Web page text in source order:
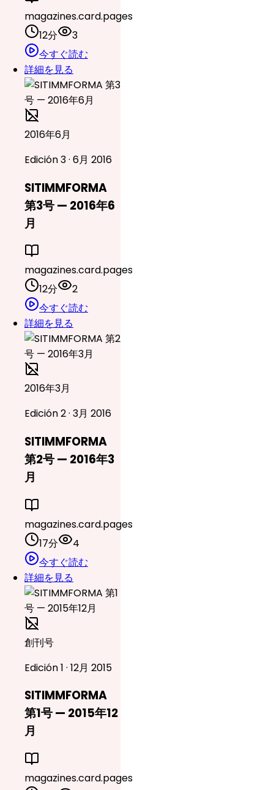
magazines.card.pages
12分
3
今すぐ読む
詳細を見る
2016年6月
Edición 3 · 6月 2016
SITIMMFORMA
第3号 — 2016年6
月
magazines.card.pages
12分
2
今すぐ読む
詳細を見る
2016年3月
Edición 2 · 3月 2016
SITIMMFORMA
第2号 — 2016年3
月
magazines.card.pages
17分
4
今すぐ読む
詳細を見る
創刊号
Edición 1 · 12月 2015
SITIMMFORMA
第1号 — 2015年12
月
magazines.card.pages